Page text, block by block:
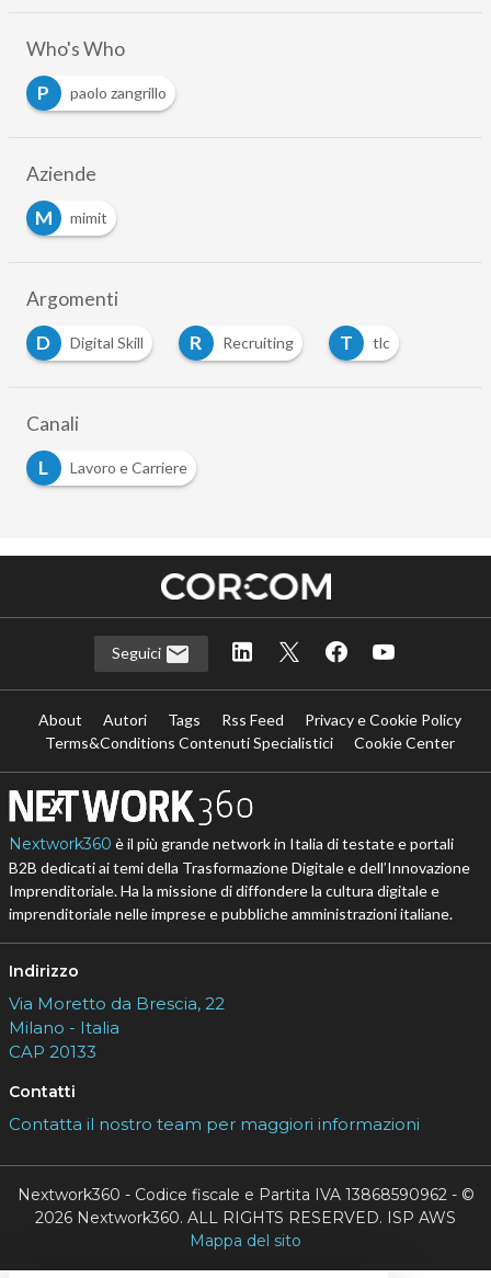
Who's Who
P
paolo zangrillo
Aziende
M
mimit
Argomenti
D
Digital Skill R Recruiting T
tlc
Canali
L
Lavoro e Carriere
Seguici
About Autori Tags Rss Feed
Privacy e Cookie Policy
Terms&Conditions Contenuti Specialistici
Cookie Center
Nextwork360 è il più grande network in Italia di testate e portali
B2B dedicati ai temi della Trasformazione Digitale e dell’Innovazione
Imprenditoriale. Ha la missione di diffondere la cultura digitale e
imprenditoriale nelle imprese e pubbliche amministrazioni italiane.
Indirizzo
Via Moretto da Brescia, 22
Milano - Italia
CAP 20133
Contatti
Contatta il nostro team per maggiori informazioni
Nextwork360 - Codice fiscale e Partita IVA 13868590962 - ©
2026 Nextwork360. ALL RIGHTS RESERVED. ISP AWS
Mappa del sito